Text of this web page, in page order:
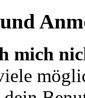
mich